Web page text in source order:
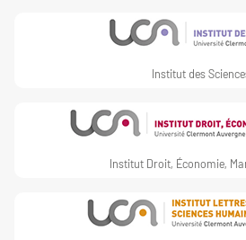
Institut des
Institut Droit, Économie,